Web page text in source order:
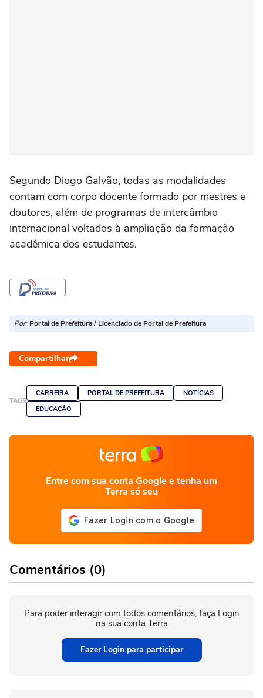
Segundo Diogo Galvão, todas as modalidades
contam com corpo docente formado por mestres e
doutores, além de programas de intercâmbio
internacional voltados à ampliação da formação
acadêmica dos estudantes.
Por: Portal de Prefeitura / Licenciado de Portal de Prefeitura
Compartilhar
TAGS
CARREIRA PORTAL DE PREFEITURA
NOTÍCIAS
EDUCAÇÃO
Entre com sua conta Google e tenha um
Terra só seu
Comentários (0)
Para poder interagir com todos comentários, faça Login
na sua conta Terra
Fazer Login para participar